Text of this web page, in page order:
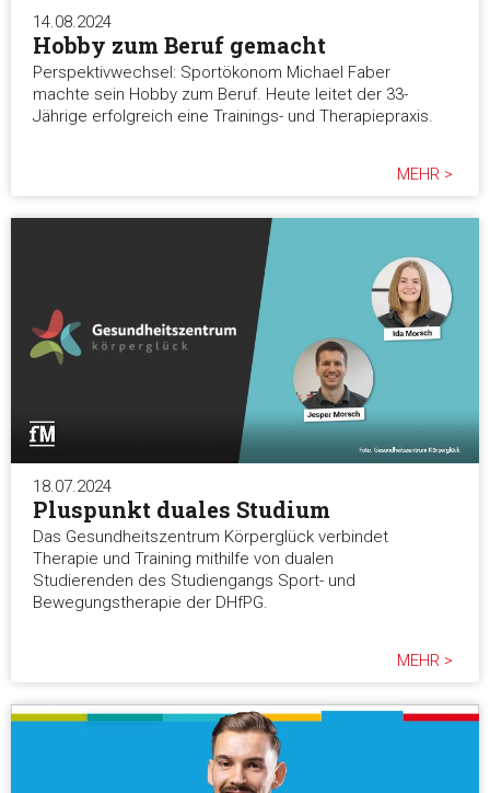
14.08.2024
Hobby zum Beruf gemacht
Perspektivwechsel: Sportökonom Michael Faber
machte sein Hobby zum Beruf. Heute leitet der 33-
Jährige erfolgreich eine Trainings- und Therapiepraxis.
MEHR >
18.07.2024
Pluspunkt duales Studium
Das Gesundheitszentrum Körperglück verbindet
Therapie und Training mithilfe von dualen
Studierenden des Studiengangs Sport- und
Bewegungstherapie der DHfPG.
MEHR >